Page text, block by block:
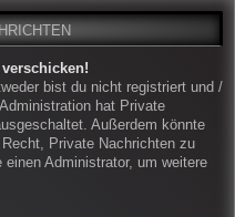
bist du nicht registriert und /
hat Private
Außerdem könnte
Private Nachrichten zu
Administrator, um weitere